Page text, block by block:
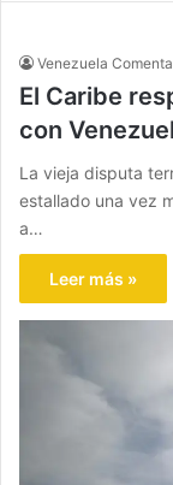
Venezuela Comenta
El Caribe
con
La vieja disputa
estallado una vez
a…
Leer más »